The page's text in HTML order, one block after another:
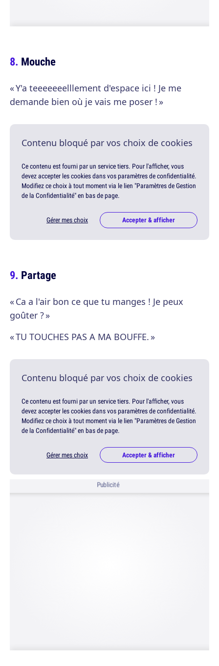
Mouche
« Y'a teeeeeeelllement d'espace ici ! Je me
demande bien où je vais me poser ! »
Contenu bloqué par vos choix de cookies
Ce contenu est fourni par un service tiers. Pour l'afficher, vous
devez accepter les cookies dans vos paramètres de confidentialité.
Modifiez ce choix à tout moment via le lien "Paramètres de Gestion
de la Confidentialité" en bas de page.
Gérer mes choix Accepter & afficher
Partage
« Ca a l'air bon ce que tu manges ! Je peux
goûter ? »
« TU TOUCHES PAS A MA BOUFFE. »
Contenu bloqué par vos choix de cookies
Ce contenu est fourni par un service tiers. Pour l'afficher, vous
devez accepter les cookies dans vos paramètres de confidentialité.
Modifiez ce choix à tout moment via le lien "Paramètres de Gestion
de la Confidentialité" en bas de page.
Gérer mes choix Accepter & afficher
Publicité